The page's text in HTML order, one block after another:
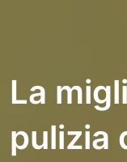
La
pulizia